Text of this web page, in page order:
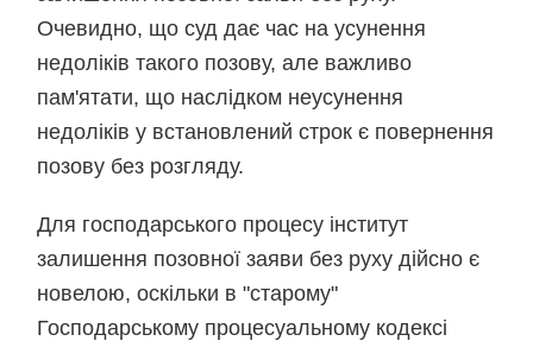
Очевидно, що суд дає час на усунення
недоліків такого позову, але важливо
пам'ятати, що наслідком неусунення
недоліків у встановлений строк є повернення
позову без розгляду.
Для господарського процесу інститут
залишення позовної заяви без руху дійсно є
новелою, оскільки в "старому"
Господарському процесуальному кодексі